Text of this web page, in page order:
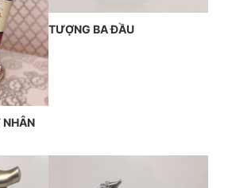
TƯỢNG BA ĐẦU